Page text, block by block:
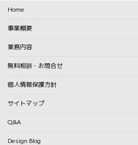
Home
事業概要
業務内容
無料相談・お問合せ
個人情報保護方針
サイトマップ
Q&A
Design Blog